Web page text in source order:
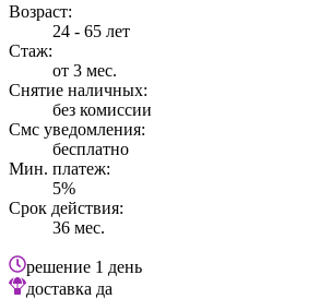
Возраст:
24 - 65 лет
Стаж:
от 3 мес.
Снятие наличных:
без комиссии
Смс уведомления:
бесплатно
Мин. платеж:
5%
Срок действия:
36 мес.
решение 1 день
доставка да